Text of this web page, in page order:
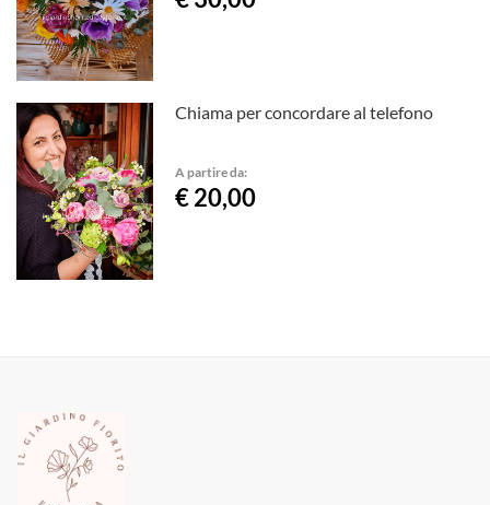
Chiama per concordare al telefono
A partire da:
€ 20,00